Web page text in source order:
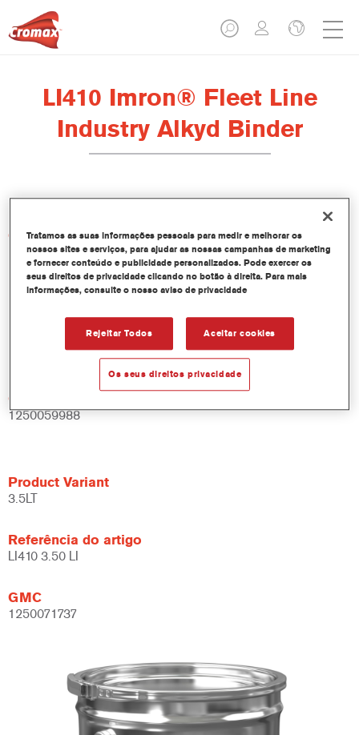
LI410 Imron® Fleet Line
Industry Alkyd Binder
Características do produto
Product Variant
Referência do artigo
GMC
1250059988
Product Variant
3.5LT
Referência do artigo
LI410 3.50 LI
GMC
1250071737
Tratamos as suas informações pessoais para medir e melhorar os
nossos sites e serviços, para ajudar as nossas campanhas de marketing
e fornecer conteúdo e publicidade personalizados. Pode exercer os
seus direitos de privacidade clicando no botão à direita. Para mais
informações, consulte o nosso aviso de privacidade
Rejeitar Todos Aceitar cookies
Os seus direitos privacidade